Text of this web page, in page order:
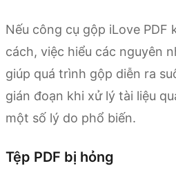
Nếu công cụ gộp iLove PDF
cách, việc hiểu các nguyên
giúp quá trình gộp diễn ra
gián đoạn khi xử lý tài liệu
một số lý do phổ biến.
Tệp PDF bị hỏng